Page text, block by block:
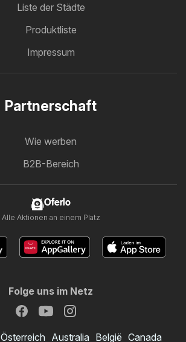
Liste der Städte
Produktliste
Impressum
Partnerschaft
Wie werben
B2B-Bereich
Oferlo
Alle Aktionen an einem Platz
Folge uns im Netz
Österreich Australia België Canada